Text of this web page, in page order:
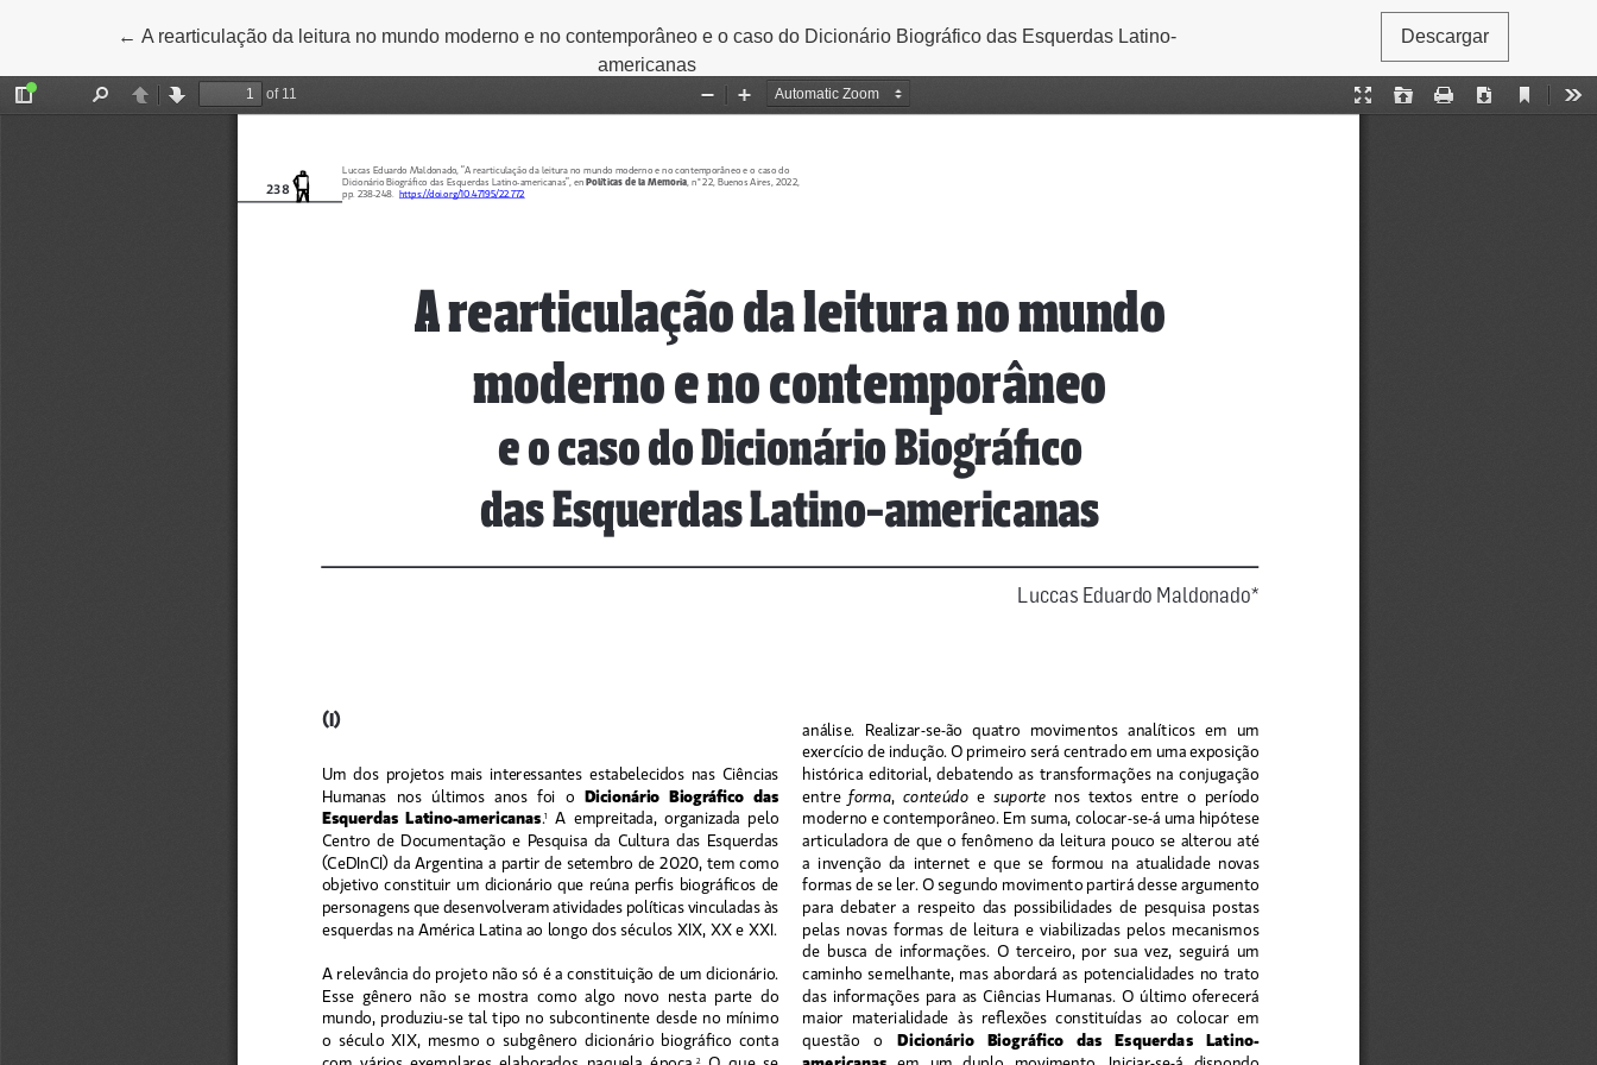
← Volver a los detalles del artículo
A rearticulação da leitura no mundo moderno e no contemporâneo e o caso do Dicionário Biográfico das Esquerdas Latino-
americanas
Descargar